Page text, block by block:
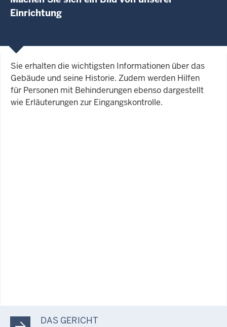
Einrichtung
Sie erhalten die wichtigsten Informationen über das
Gebäude und seine Historie. Zudem werden Hilfen
für Personen mit Behinderungen ebenso dargestellt
wie Erläuterungen zur Eingangskontrolle.
DAS GERICHT